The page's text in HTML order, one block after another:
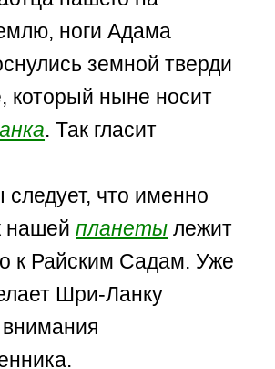
ноги Адама
земной тверди
который ныне носит
. Так гласит
следует, что именно
нашейпланеты лежит
к Райским Садам. Уже
Шри-Ланку